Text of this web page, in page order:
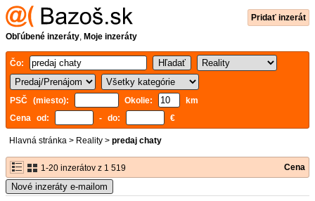
Pridať inzerát
Obľúbené inzeráty, Moje inzeráty
Čo:
PSČ (miesto): Okolie:
km
Cena od:
- do: €
Hlavná stránka > Reality > predaj chaty
1-20 inzerátov z 1 519 Cena
Nové inzeráty e-mailom